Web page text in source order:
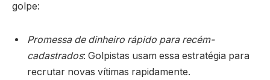
golpe:
Promessa de dinheiro rápido para recém-
cadastrados: Golpistas usam essa estratégia para
recrutar novas vítimas rapidamente.